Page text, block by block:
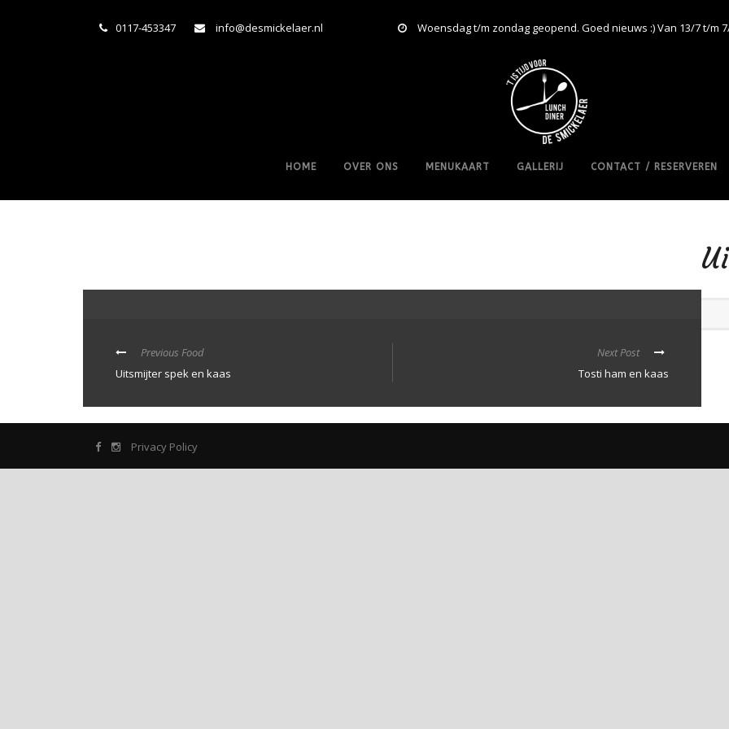
0117-453347 info@desmickelaer.nl Woensdag t/m zondag geopend. Goed nieuws :) Van 13/7 t/m
HOME OVER ONS MENUKAART GALLERIJ CONTACT / RESERVEREN
Previous Food
Uitsmijter spek en kaas
Next Post
Tosti ham en kaas
Privacy Policy